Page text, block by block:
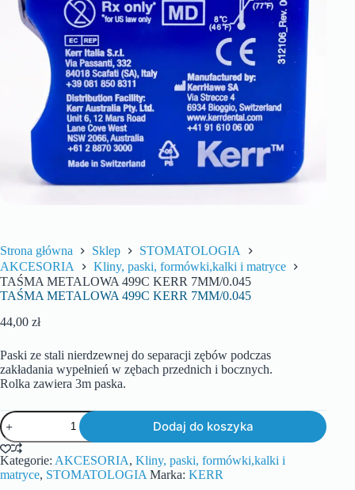
Strona główna Sklep
STOMATOLOGIA
AKCESORIA
Kliny, paski, formówki,kalki i matryce
TAŚMA METALOWA 499C KERR 7MM/0.045
TAŚMA METALOWA 499C KERR 7MM/0.045
44,00 zł
Paski ze stali nierdzewnej do separacji zębów podczas
zakładania wypełnień w zębach przednich i bocznych.
Rolka zawiera 3m paska.
Dodaj do koszyka
Kategorie: AKCESORIA, Kliny, paski, formówki,kalki i
matryce, STOMATOLOGIA Marka: KERR